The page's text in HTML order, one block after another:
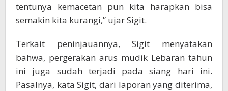
tentunya kemacetan pun kita harapkan bisa
semakin kita kurangi,” ujar Sigit.
Terkait peninjauannya, Sigit menyatakan
bahwa, pergerakan arus mudik Lebaran tahun
ini juga sudah terjadi pada siang hari ini.
Pasalnya, kata Sigit, dari laporan yang diterima,